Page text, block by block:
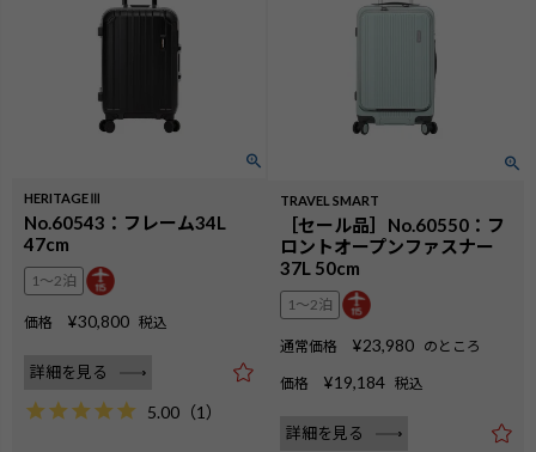
HERITAGEⅢ
No.60543：フレーム34L
47cm
1〜2泊
価格 ¥30,800 税込
詳細を見る
5.00 （1）
TRAVEL SMART
［セール品］No.60550：フ
ロントオープンファスナー
37L 50cm
1〜2泊
通常価格 ¥23,980 のところ
価格 ¥19,184 税込
詳細を見る